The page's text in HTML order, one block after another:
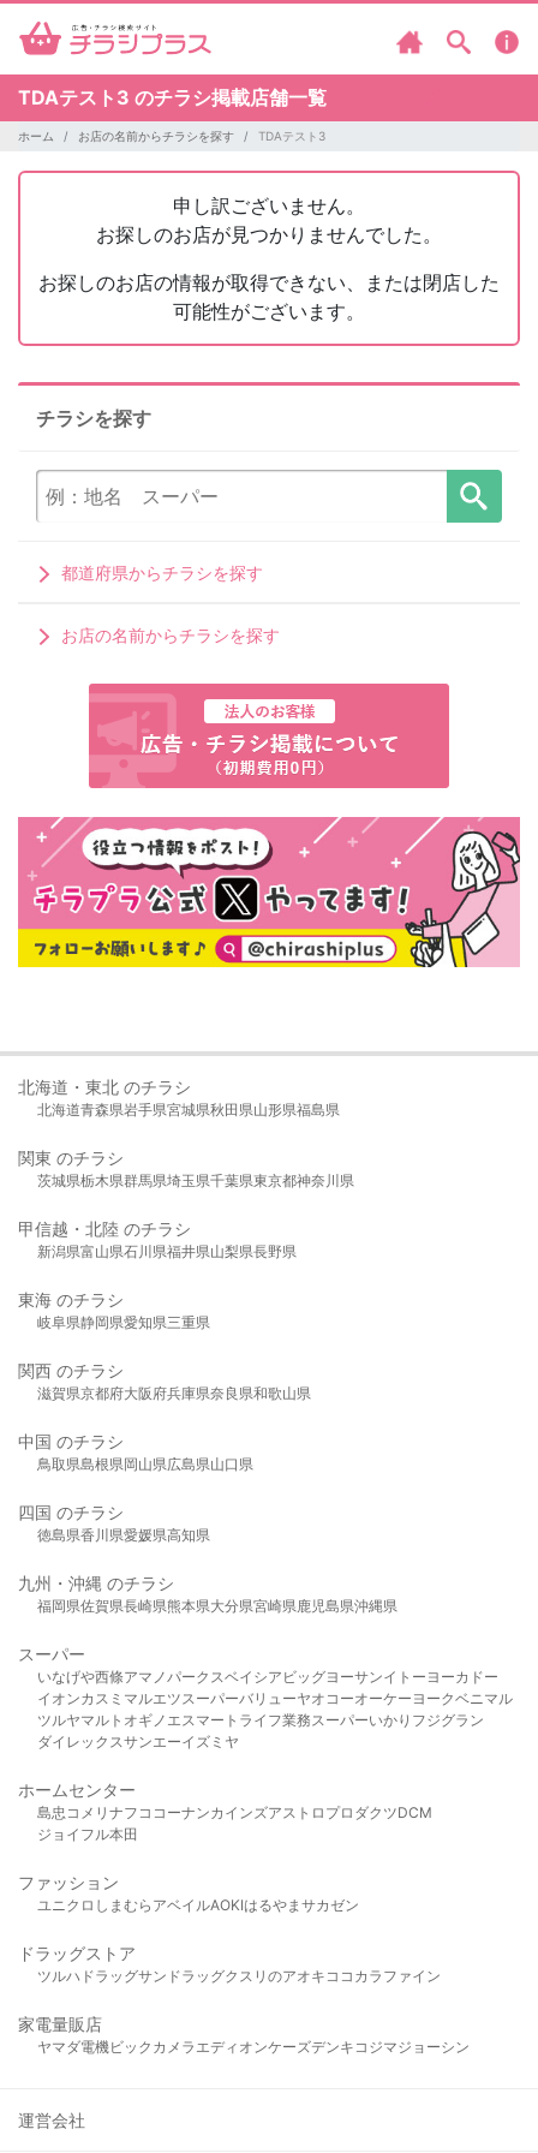
TDAテスト3 のチラシ掲載店舗一覧
ホーム お店の名前からチラシを探す TDAテスト3
申し訳ございません。
お探しのお店が見つかりませんでした。
お探しのお店の情報が取得できない、または閉店した
可能性がございます。
チラシを探す
都道府県からチラシを探す
お店の名前からチラシを探す
北海道・東北 のチラシ
北海道青森県岩手県宮城県秋田県山形県福島県
関東 のチラシ
茨城県栃木県群馬県埼玉県千葉県東京都神奈川県
甲信越・北陸 のチラシ
新潟県富山県石川県福井県山梨県長野県
東海 のチラシ
岐阜県静岡県愛知県三重県
関西 のチラシ
滋賀県京都府大阪府兵庫県奈良県和歌山県
中国 のチラシ
鳥取県島根県岡山県広島県山口県
四国 のチラシ
徳島県香川県愛媛県高知県
九州・沖縄 のチラシ
福岡県佐賀県長崎県熊本県大分県宮崎県鹿児島県沖縄県
スーパー
いなげや西條アマノパークスベイシア ビッグヨーサンイトーヨーカドー
イオンカスミ マルエツスーパーバリューヤオコーオーケー ヨークベニマル
ツルヤマルト オギノ エスマート ライフ業務スーパーいかり フジグラン
ダイレックスサンエーイズミヤ
ホームセンター
島忠 コメリ ナフコ コーナンカインズアストロプロダクツDCM
ジョイフル本田
ファッション
ユニクロ しまむら アベイルAOKIはるやま サカゼン
ドラッグストア
ツルハドラッグサンドラッグクスリのアオキ ココカラファイン
家電量販店
ヤマダ電機ビックカメラ エディオンケーズデンキ コジマジョーシン
運営会社